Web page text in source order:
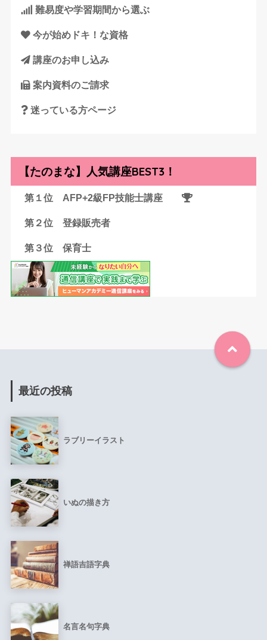
難易度や学習期間から選ぶ
今が始めドキ！な資格
講座のお申し込み
案内資料のご請求
迷っている方ページ
【たのまな】人気講座BEST3！
第１位 AFP+2級FP技能士講座
第２位 登録販売者
第３位 保育士
最近の投稿
ラブリーイラスト
いぬの描き方
禅語吉語字典
名言名句字典